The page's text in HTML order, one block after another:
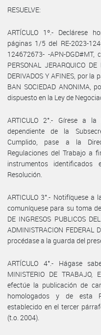
RESUELVE:
ARTÍCULO 1º.- Declárese
páginas 1/5 del RE-2023-
124672673- -APN-DGD#MT,
PERSONAL JERARQUICO
DERIVADOS Y AFINES, por la
BAN SOCIEDAD ANONIMA,
dispuesto en la Ley de
ARTICULO 2°.- Gírese a
dependiente de la
Cumplido, pase a la
Regulaciones del Trabajo a
instrumentos
Resolución.
ARTICULO 3°.- Notifíquese a
comuníquese para su toma
DE INGRESOS PUBLICOS
ADMINISTRACION FEDERAL
procédase a la guarda del
ARTÍCULO 4°.- Hágase
MINISTERIO DE TRABAJO,
efectúe la publicación de
homologados y de esta
establecido en el tercer
(t.o. 2004).